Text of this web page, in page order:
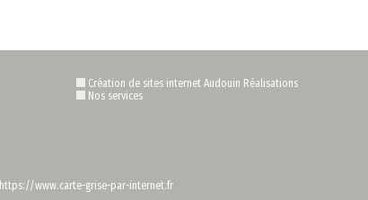
Création de sites internet Audouin Réalisations
Nos services
https://www.carte-grise-par-internet.fr